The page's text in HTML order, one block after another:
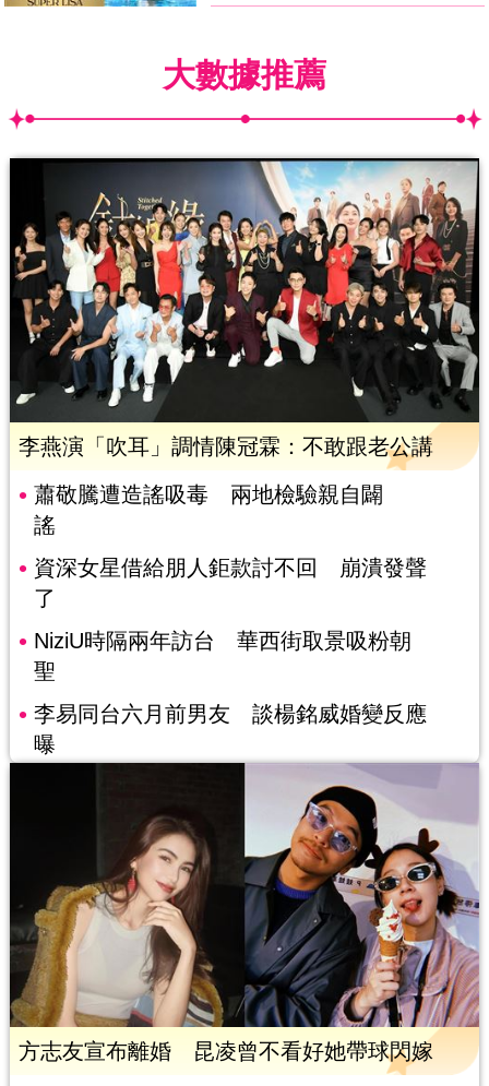
大數據推薦
李燕演「吹耳」調情陳冠霖：不敢跟老公講
蕭敬騰遭造謠吸毒 兩地檢驗親自闢
謠
資深女星借給朋人鉅款討不回 崩潰發聲
了
NiziU時隔兩年訪台 華西街取景吸粉朝
聖
李易同台六月前男友 談楊銘威婚變反應
曝
方志友宣布離婚 昆凌曾不看好她帶球閃嫁